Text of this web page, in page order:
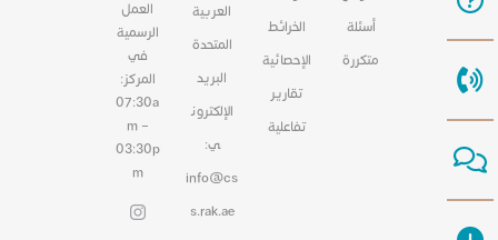
أسئلة
متكررة
الخرائط
الإحصائية
تقارير
تفاعلية
العربية
المتحدة
البريد
الإلكترون
ي:
info@cs
s.rak.ae
العمل
الرسمية
في
المركز:
07:30a
m –
03:30p
m